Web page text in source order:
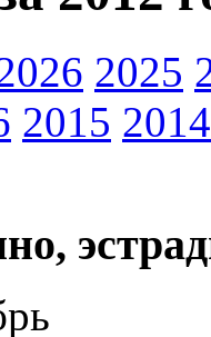
2025
2015 2014